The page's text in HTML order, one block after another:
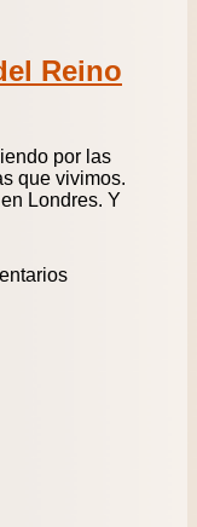
Reino
por las
que vivimos.
Londres. Y